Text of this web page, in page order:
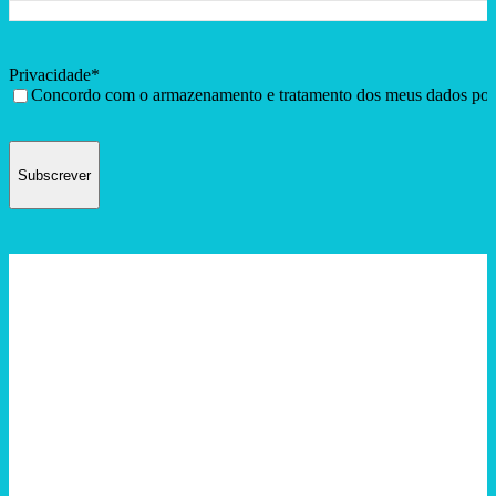
Privacidade*
Concordo com o armazenamento e tratamento dos meus dados
Subscrever